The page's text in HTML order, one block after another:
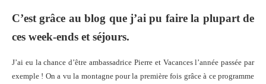
C’est grâce au blog que j’ai pu faire la plupart de
ces week-ends et séjours.
J’ai eu la chance d’être ambassadrice Pierre et Vacances l’année passée par
exemple ! On a vu la montagne pour la première fois grâce à ce programme